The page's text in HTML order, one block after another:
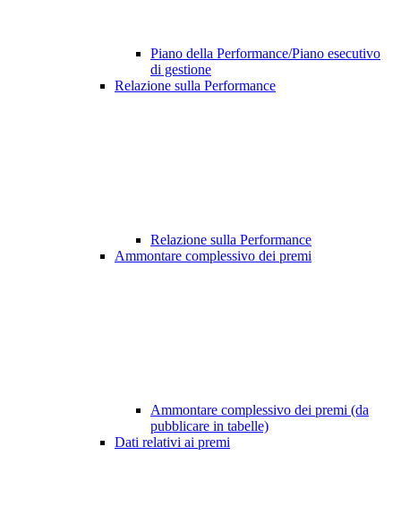
Piano della Performance/Piano esecutivo
di gestione
Relazione sulla Performance
Relazione sulla Performance
Ammontare complessivo dei premi
Ammontare complessivo dei premi (da
pubblicare in tabelle)
Dati relativi ai premi